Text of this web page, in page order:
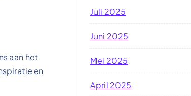
aan het
en
Juli 2025
Juni 2025
Mei 2025
April 2025